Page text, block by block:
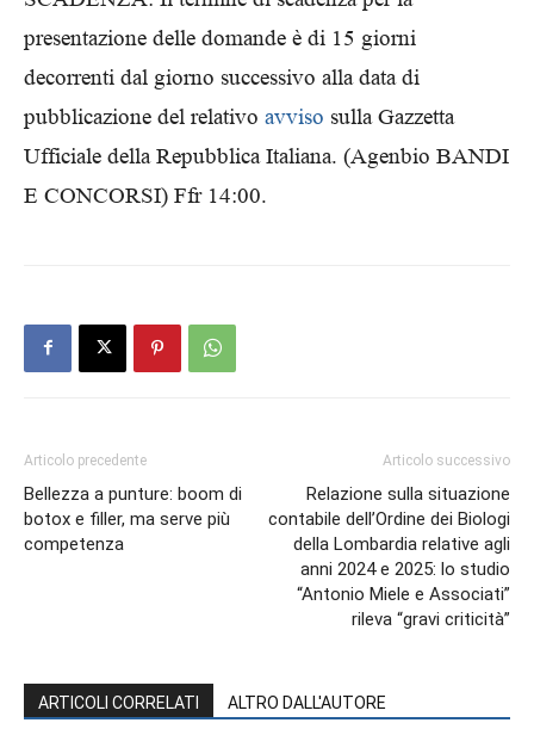
presentazione delle domande è di 15 giorni
decorrenti dal giorno successivo alla data di
pubblicazione del relativo avviso sulla Gazzetta
Ufficiale della Repubblica Italiana. (Agenbio BANDI
E CONCORSI) Ffr 14:00.
Articolo precedente
Bellezza a punture: boom di
botox e filler, ma serve più
competenza
Articolo successivo
Relazione sulla situazione
contabile dell’Ordine dei Biologi
della Lombardia relative agli
anni 2024 e 2025: lo studio
“Antonio Miele e Associati”
rileva “gravi criticità”
ARTICOLI CORRELATI ALTRO DALL'AUTORE